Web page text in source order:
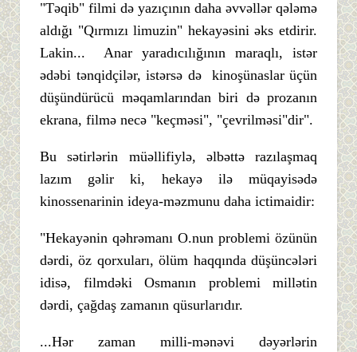
"Təqib" filmi də yazıçının daha əvvəllər qələmə
aldığı "Qırmızı limuzin" hekayəsini əks etdirir.
Lakin... Anar yaradıcılığının maraqlı, istər
ədəbi tənqidçilər, istərsə də kinoşünaslar üçün
düşündürücü məqamlarından biri də prozanın
ekrana, filmə necə "keçməsi", "çevrilməsi"dir".
Bu sətirlərin müəllifiylə, əlbəttə razılaşmaq
lazım gəlir ki, hekayə ilə müqayisədə
kinossenarinin ideya-məzmunu daha ictimaidir:
"Hekayənin qəhrəmanı O.nun problemi özünün
dərdi, öz qorxuları, ölüm haqqında düşüncələri
idisə, filmdəki Osmanın problemi millətin
dərdi, çağdaş zamanın qüsurlarıdır.
...Hər zaman milli-mənəvi dəyərlərin